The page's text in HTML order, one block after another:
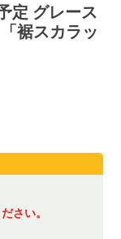
定 グレース
裾スカラッ
さい。